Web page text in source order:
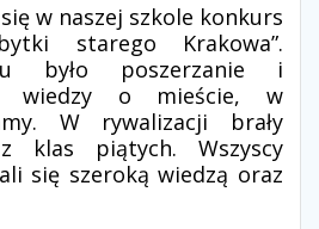
w naszej szkole konkurs
starego Krakowa”.
było poszerzanie i
wiedzy o mieście, w
W rywalizacji brały
klas piątych. Wszyscy
się szeroką wiedzą oraz